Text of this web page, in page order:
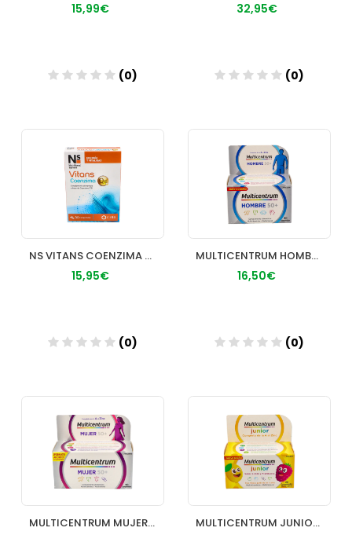
15,99€
(0)
32,95€
(0)
NS VITANS COENZIMA Q10 30 COMP
15,95€
(0)
MULTICENTRUM HOMBRE 50+ 30 COMP
16,50€
(0)
MULTICENTRUM MUJER 50+ 90 COMP MULTICENTRUM JUNIOR 30 COMP